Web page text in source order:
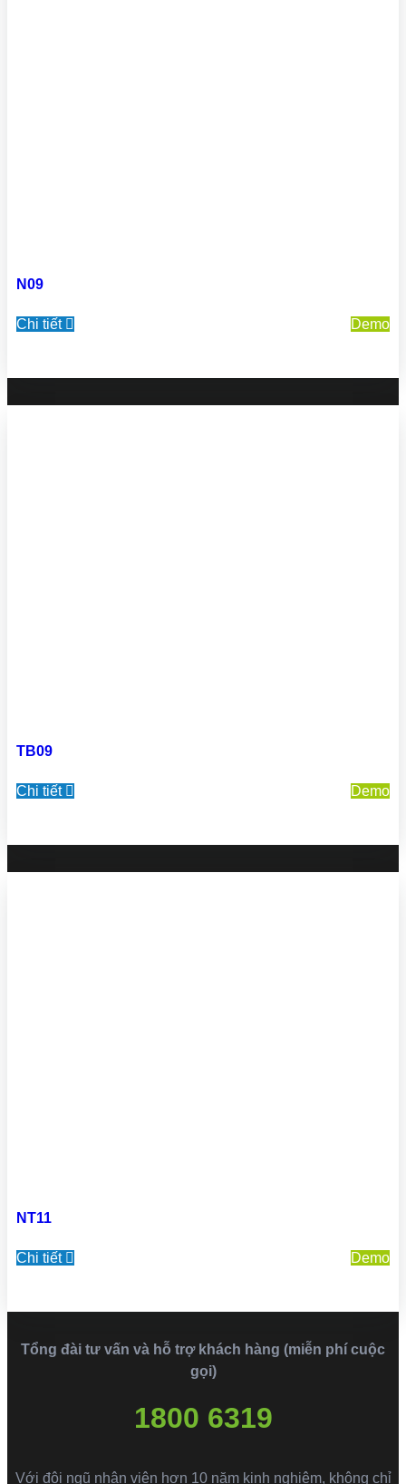
N09
Chi tiết Demo
TB09
Chi tiết Demo
NT11
Chi tiết Demo
Tổng đài tư vấn và hỗ trợ khách hàng (miễn phí cuộc
gọi)
1800 6319
Với đội ngũ nhân viên hơn 10 năm kinh nghiệm, không chỉ